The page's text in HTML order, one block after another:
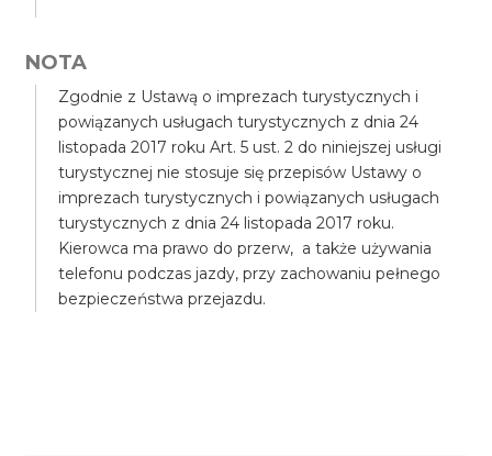
NOTA
Zgodnie z Ustawą o imprezach turystycznych i
powiązanych usługach turystycznych z dnia 24
listopada 2017 roku Art. 5 ust. 2 do niniejszej usługi
turystycznej nie stosuje się przepisów Ustawy o
imprezach turystycznych i powiązanych usługach
turystycznych z dnia 24 listopada 2017 roku.
Kierowca ma prawo do przerw, a także używania
telefonu podczas jazdy, przy zachowaniu pełnego
bezpieczeństwa przejazdu.